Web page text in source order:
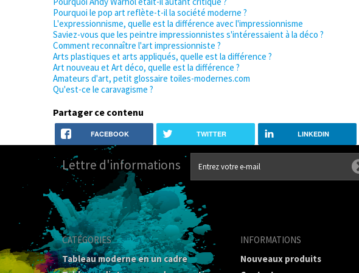
Pourquoi le pop art reflète-t-il la société moderne ?
L'expressionnisme, quelle est la différence avec l'impressionnisme
Saviez-vous que les peintre impressionnistes s'intéressaient à la déco ?
Comment reconnaître l'art impressionniste ?
Arts plastiques et arts appliqués, quelle est la différence ?
Art nouveau et Art déco, quelle est la différence ?
Amateurs d'art, petit glossaire toiles-modernes.com
Qu'est-ce le caravagisme ?
Partager ce contenu
FACEBOOK TWITTER LINKEDIN
Lettre d'informations
CATÉGORIES
Tableau moderne en un cadre
INFORMATIONS
Nouveaux produits